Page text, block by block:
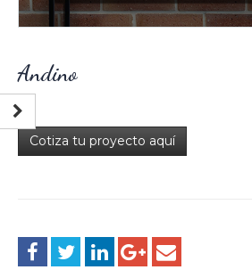
Andino
Cotiza tu proyecto aquí